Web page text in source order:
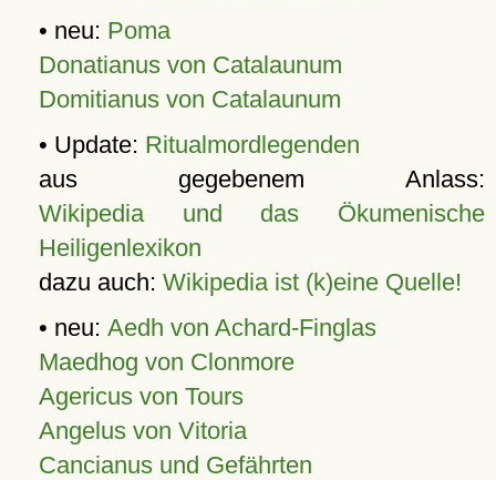
• neu: Poma
Donatianus von Catalaunum
Domitianus von Catalaunum
• Update: Ritualmordlegenden
aus gegebenem Anlass:
Wikipedia und das Ökumenische
Heiligenlexikon
dazu auch: Wikipedia ist (k)eine Quelle!
• neu: Aedh von Achard-Finglas
Maedhog von Clonmore
Agericus von Tours
Angelus von Vitoria
Cancianus und Gefährten